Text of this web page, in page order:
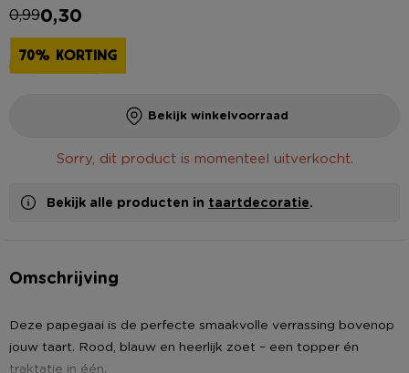
0,990,30
70% korting
Bekijk winkelvoorraad
Sorry, dit product is momenteel uitverkocht.
Bekijk alle producten in taartdecoratie.
Omschrijving
Deze papegaai is de perfecte smaakvolle verrassing bovenop
jouw taart. Rood, blauw en heerlijk zoet – een topper én
traktatie in één.